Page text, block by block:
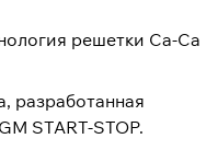
решетки Ca-Ca
разработанная
START-STOP.